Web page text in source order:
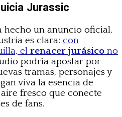
Jurassic
hecho un anuncio oficial,
es clara: con
el renacer jurásico no
podría apostar por
tramas, personajes y
viva la esencia de
fresco que conecte
de fans.